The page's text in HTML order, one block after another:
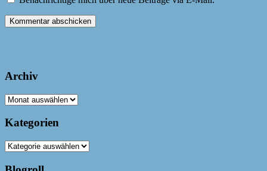
Archiv
Archiv
Kategorien
Kategorien